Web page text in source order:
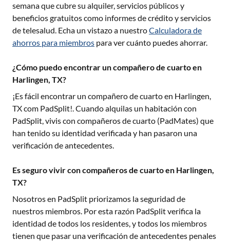
semana que cubre su alquiler, servicios públicos y
beneficios gratuitos como informes de crédito y servicios
de telesalud. Echa un vistazo a nuestroCalculadora de
ahorros para miembros para ver cuánto puedes ahorrar.
¿Cómo puedo encontrar un compañero de cuarto en
Harlingen, TX?
¡Es fácil encontrar un compañero de cuarto en Harlingen,
TXcom PadSplit!. Cuando alquilas un habitación con
PadSplit, vivis con compañeros de cuarto (PadMates) que
han tenido su identidad verificada y han pasaron una
verificación de antecedentes.
Es seguro vivir con compañeros de cuarto en Harlingen,
TX?
Nosotros en PadSplit priorizamos la seguridad de
nuestros miembros. Por esta razón PadSplit verifica la
identidad de todos los residentes, y todos los miembros
tienen que pasar una verificación de antecedentes penales